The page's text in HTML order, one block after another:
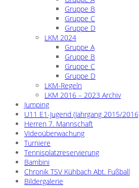
Gruppe B
Gruppe C
Gruppe D
LKM 2024
Gruppe A
Gruppe B
Gruppe C
Gruppe D
LKM-Regeln
LKM 2016 – 2023 Archiv
Jumping
U11 E1-Jugend (Jahrgang 2015/
Herren 7. Mannschaft
Videoüberwachung
Turniere
Tennisplatzreservierung
Bambini
Chronik TSV Kühbach Abt. Fußball
Bildergalerie